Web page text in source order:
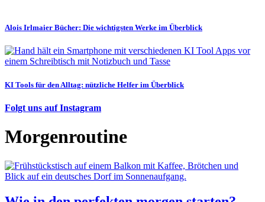
Alois Irlmaier Bücher: Die wichtigsten Werke im Überblick
KI Tools für den Alltag: nützliche Helfer im Überblick
Folgt uns auf Instagram
Morgenroutine